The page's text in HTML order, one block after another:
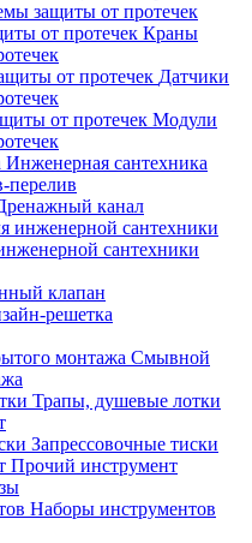
защиты от протечек
Краны
Датчики
Модули
Инженерная сантехника
перелив
канал
сантехники
клапан
решетка
Смывной
Трапы, душевые лотки
Запрессовочные тиски
Прочий инструмент
Наборы инструментов